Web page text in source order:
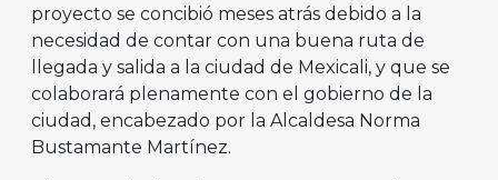
proyecto se concibió meses atrás debido a la
necesidad de contar con una buena ruta de
llegada y salida a la ciudad de Mexicali, y que se
colaborará plenamente con el gobierno de la
ciudad, encabezado por la Alcaldesa Norma
Bustamante Martínez.